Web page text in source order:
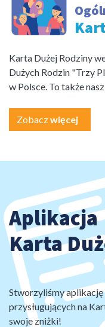
Karta Dużej Rodziny
Dużych Rodzin "Trzy
w Polsce. To także
Zobaczwięcej
Aplikacja
Karta
Stworzyliśmy
przysługujących na
swoje zniżki!